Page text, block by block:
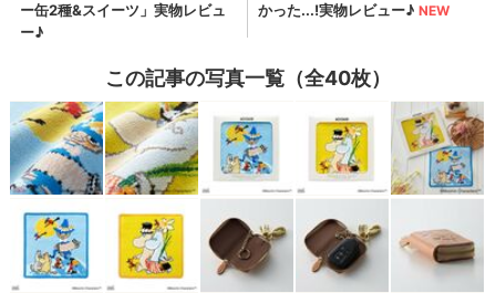
この記事の写真一覧（全40枚）